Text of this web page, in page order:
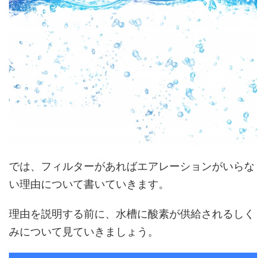
では、フィルターがあればエアレーションがいらな
い理由について書いていきます。
理由を説明する前に、水槽に酸素が供給されるしく
みについて見ていきましょう。